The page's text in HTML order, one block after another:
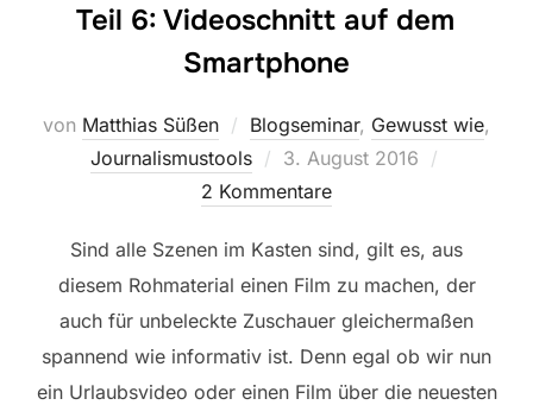
Teil 6: Videoschnitt auf dem
Smartphone
von Matthias Süßen Blogseminar, Gewusst wie,
Journalismustools
Veröffentlicht
am
3. August 2016
2 Kommentare
Sind alle Szenen im Kasten sind, gilt es, aus
diesem Rohmaterial einen Film zu machen, der
auch für unbeleckte Zuschauer gleichermaßen
spannend wie informativ ist. Denn egal ob wir nun
ein Urlaubsvideo oder einen Film über die neuesten